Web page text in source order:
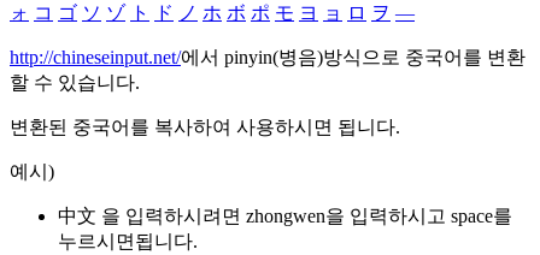
ォ コ ゴ ソ ゾ ト ド ノ ホ ボ ポ モ ヨ ョ ロ ヲ ―
http://chineseinput.net/에서 pinyin(병음)방식으로 중국어를 변환
할 수 있습니다.
변환된 중국어를 복사하여 사용하시면 됩니다.
예시)
中文 을 입력하시려면 zhongwen을 입력하시고 space를
누르시면됩니다.